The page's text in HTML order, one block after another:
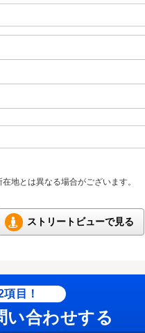
地とは異なる場合がございます。
ストリートビューで見る
目！
い合わせする